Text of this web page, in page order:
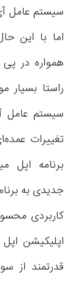
سیستم عامل
اما با این
همواره در پی
راستا بسیار
تغییرات
جدیدی به
کاربردی
اپلیکیشن
قدرتمند از